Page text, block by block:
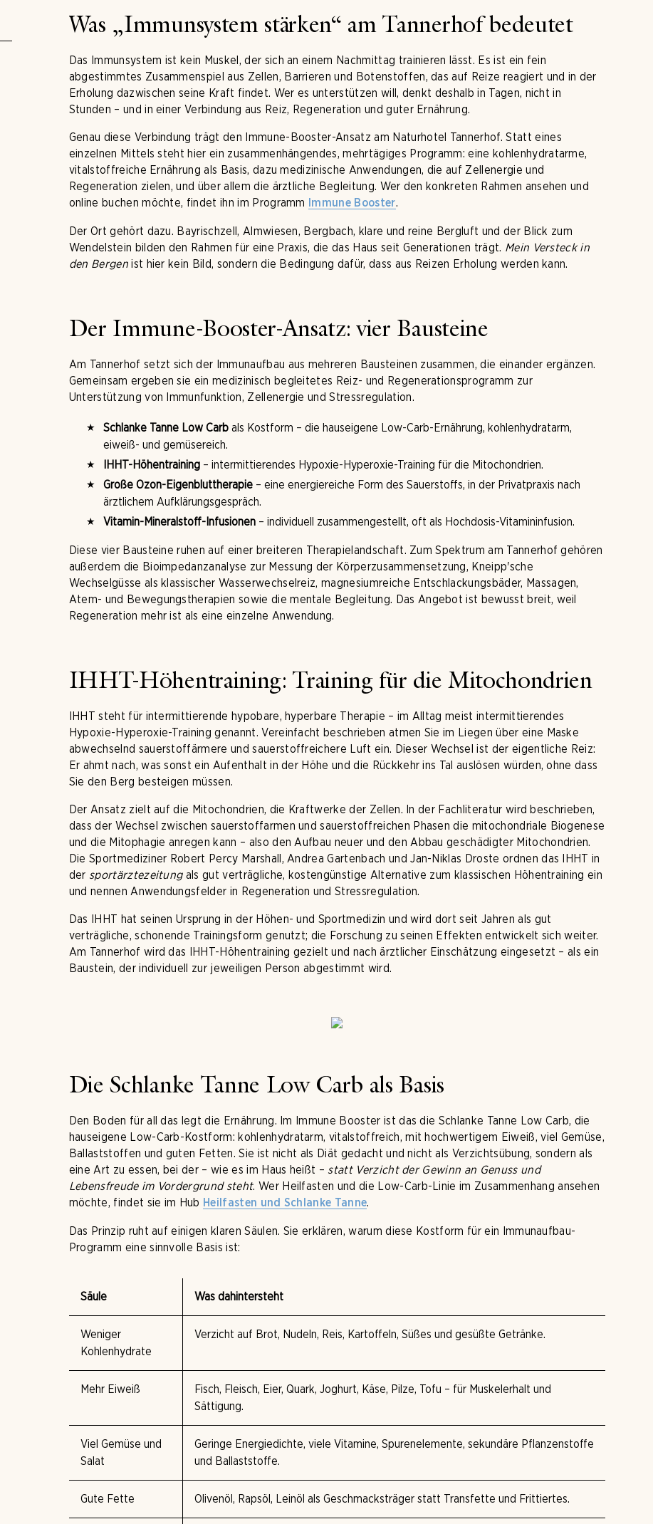
Was „Immunsystem stärken“ am Tannerhof bedeutet
Das Immunsystem ist kein Muskel, der sich an einem Nachmittag trainieren lässt. Es ist ein fein
abgestimmtes Zusammenspiel aus Zellen, Barrieren und Botenstoffen, das auf Reize reagiert und in der
Erholung dazwischen seine Kraft findet. Wer es unterstützen will, denkt deshalb in Tagen, nicht in
Stunden – und in einer Verbindung aus Reiz, Regeneration und guter Ernährung.
Genau diese Verbindung trägt den Immune-Booster-Ansatz am Naturhotel Tannerhof. Statt eines
einzelnen Mittels steht hier ein zusammenhängendes, mehrtägiges Programm: eine kohlenhydratarme,
vitalstoffreiche Ernährung als Basis, dazu medizinische Anwendungen, die auf Zellenergie und
Regeneration zielen, und über allem die ärztliche Begleitung. Wer den konkreten Rahmen ansehen und
online buchen möchte, findet ihn im Programm
Immune Booster.
Der Ort gehört dazu. Bayrischzell, Almwiesen, Bergbach, klare und reine Bergluft und der Blick zum
Wendelstein bilden den Rahmen für eine Praxis, die das Haus seit Generationen trägt. Mein Versteck in
den Bergenist hier kein Bild, sondern die Bedingung dafür, dass aus Reizen Erholung werden kann.
Der Immune-Booster-Ansatz: vier Bausteine
Am Tannerhof setzt sich der Immunaufbau aus mehreren Bausteinen zusammen, die einander ergänzen.
Gemeinsam ergeben sie ein medizinisch begleitetes Reiz- und Regenerationsprogramm zur
Unterstützung von Immunfunktion, Zellenergie und Stressregulation.
Schlanke Tanne Low Carbals Kostform – die hauseigene Low-Carb-Ernährung, kohlenhydratarm,
eiweiß- und gemüsereich.
IHHT-Höhentraining– intermittierendes Hypoxie-Hyperoxie-Training für die Mitochondrien.
Große Ozon-Eigenbluttherapie– eine energiereiche Form des Sauerstoffs, in der Privatpraxis nach
ärztlichem Aufklärungsgespräch.
Vitamin-Mineralstoff-Infusionen– individuell zusammengestellt, oft als Hochdosis-Vitamininfusion.
Diese vier Bausteine ruhen auf einer breiteren Therapielandschaft. Zum Spektrum am Tannerhof gehören
außerdem die Bioimpedanzanalyse zur Messung der Körperzusammensetzung, Kneipp'sche
Wechselgüsse als klassischer Wasserwechselreiz, magnesiumreiche Entschlackungsbäder, Massagen,
Atem- und Bewegungstherapien sowie die mentale Begleitung. Das Angebot ist bewusst breit, weil
Regeneration mehr ist als eine einzelne Anwendung.
IHHT-Höhentraining: Training für die Mitochondrien
IHHT steht für intermittierende hypobare, hyperbare Therapie – im Alltag meist intermittierendes
Hypoxie-Hyperoxie-Training genannt. Vereinfacht beschrieben atmen Sie im Liegen über eine Maske
abwechselnd sauerstoffärmere und sauerstoffreichere Luft ein. Dieser Wechsel ist der eigentliche Reiz:
Er ahmt nach, was sonst ein Aufenthalt in der Höhe und die Rückkehr ins Tal auslösen würden, ohne dass
Sie den Berg besteigen müssen.
Der Ansatz zielt auf die Mitochondrien, die Kraftwerke der Zellen. In der Fachliteratur wird beschrieben,
dass der Wechsel zwischen sauerstoffarmen und sauerstoffreichen Phasen die mitochondriale Biogenese
und die Mitophagie anregen kann – also den Aufbau neuer und den Abbau geschädigter Mitochondrien.
Die Sportmediziner Robert Percy Marshall, Andrea Gartenbach und Jan-Niklas Droste ordnen das IHHT in
der sportärztezeitungals gut verträgliche, kostengünstige Alternative zum klassischen Höhentraining ein
und nennen Anwendungsfelder in Regeneration und Stressregulation.
Das IHHT hat seinen Ursprung in der Höhen- und Sportmedizin und wird dort seit Jahren als gut
verträgliche, schonende Trainingsform genutzt; die Forschung zu seinen Effekten entwickelt sich weiter.
Am Tannerhof wird das IHHT-Höhentraining gezielt und nach ärztlicher Einschätzung eingesetzt – als ein
Baustein, der individuell zur jeweiligen Person abgestimmt wird.
Die Schlanke Tanne Low Carb als Basis
Den Boden für all das legt die Ernährung. Im Immune Booster ist das die Schlanke Tanne Low Carb, die
hauseigene Low-Carb-Kostform: kohlenhydratarm, vitalstoffreich, mit hochwertigem Eiweiß, viel Gemüse,
Ballaststoffen und guten Fetten. Sie ist nicht als Diät gedacht und nicht als Verzichtsübung, sondern als
eine Art zu essen, bei der – wie es im Haus heißt – statt Verzicht der Gewinn an Genuss und
Lebensfreude im Vordergrund steht. Wer Heilfasten und die Low-Carb-Linie im Zusammenhang ansehen
möchte, findet sie im Hub Heilfasten und Schlanke Tanne.
Das Prinzip ruht auf einigen klaren Säulen. Sie erklären, warum diese Kostform für ein Immunaufbau-
Programm eine sinnvolle Basis ist:
Säule Was dahintersteht
Weniger
Kohlenhydrate
Verzicht auf Brot, Nudeln, Reis, Kartoffeln, Süßes und gesüßte Getränke.
Mehr Eiweiß
Fisch, Fleisch, Eier, Quark, Joghurt, Käse, Pilze, Tofu – für Muskelerhalt und
Sättigung.
Viel Gemüse und
Salat
Geringe Energiedichte, viele Vitamine, Spurenelemente, sekundäre Pflanzenstoffe
und Ballaststoffe.
Gute Fette Olivenöl, Rapsöl, Leinöl als Geschmacksträger statt Transfette und Frittiertes.